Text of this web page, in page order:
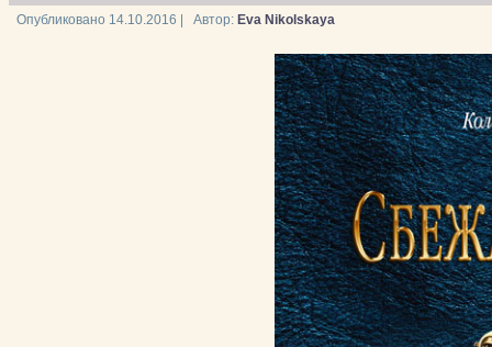
Опубликовано 14.10.2016 Автор: Eva Nikolskaya